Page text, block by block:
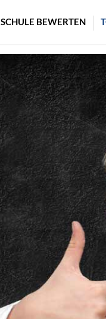
SCHULE BEWERTEN